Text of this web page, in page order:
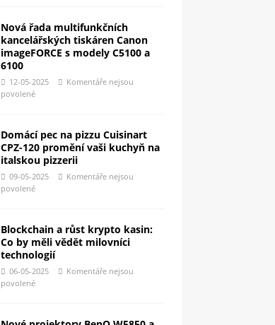
Nová řada multifunkčních
kancelářských tiskáren Canon
imageFORCE s modely C5100 a
6100
12-05-2025
Komentáře nejsou
povolené
Domácí pec na pizzu Cuisinart
CPZ-120 promění vaši kuchyň na
italskou pizzerii
09-05-2025
Komentáře nejsou
povolené
Blockchain a růst krypto kasin:
Co by měli vědět milovníci
technologií
06-05-2025
Komentáře nejsou
povolené